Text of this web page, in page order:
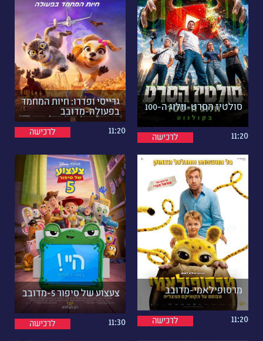
סולטיז הסרט-וולוג ה-100
11:20 לרכישה
גרייסי ופדרו: חיות המחמד
בפעולה-מדובב
11:20
לרכישה
מרסופילאמי-מדובב
11:20 לרכישה
צעצוע של סיפור 5-מדובב
11:30 לרכישה